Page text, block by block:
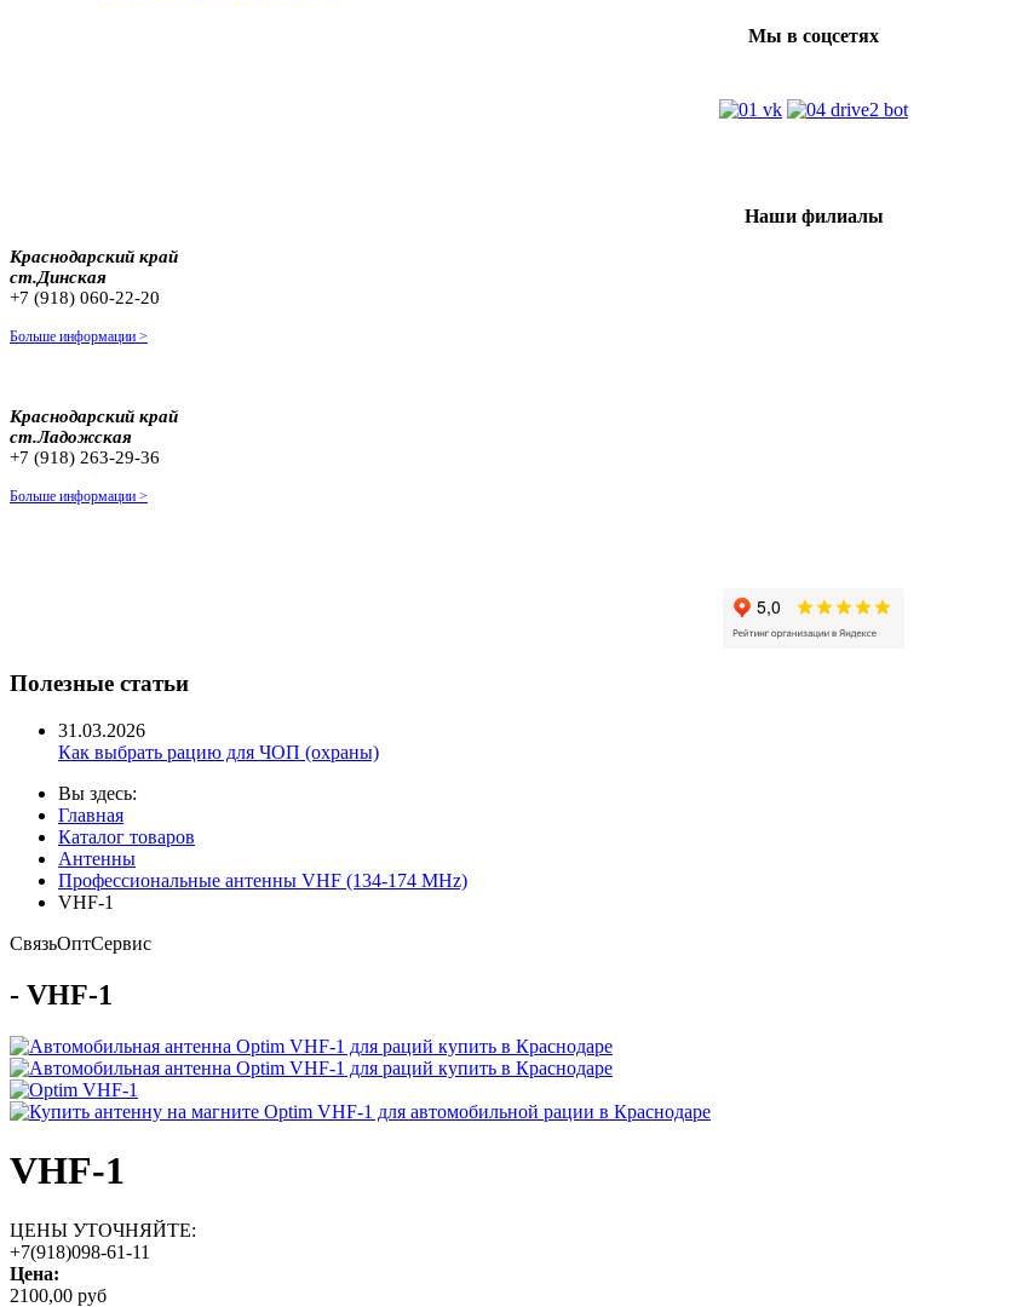
Мы в соцсетях
Наши филиалы
Краснодарский край
ст.Динская
+7 (918) 060-22-20
Больше информации >
Краснодарский край
ст.Ладожская
+7 (918) 263-29-36
Больше информации >
Полезные статьи
31.03.2026
Как выбрать рацию для ЧОП (охраны)
Вы здесь:
Главная
Каталог товаров
Антенны
Профессиональные антенны VHF (134-174 MHz)
VHF-1
СвязьОптСервис
- VHF-1
VHF-1
ЦЕНЫ УТОЧНЯЙТЕ:
+7(918)098-61-11
Цена:
2100,00 руб